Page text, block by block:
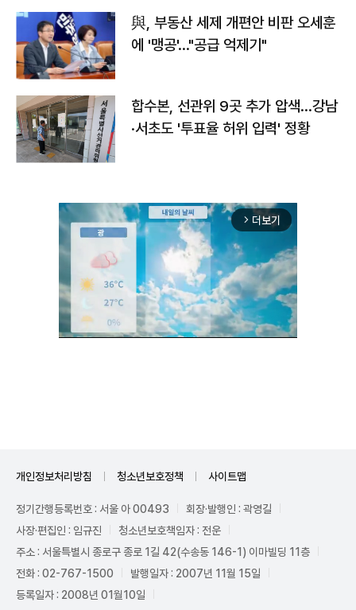
與, 부동산 세제 개편안 비판 오세훈
에 '맹공'…"공급 억제기"
합수본, 선관위 9곳 추가 압색…강남
·서초도 '투표율 허위 입력' 정황
arrow_forward_ios 더보기
개인정보처리방침 청소년보호정책 사이트맵
정기간행등록번호 : 서울 아 00493
회장·발행인 : 곽영길
사장·편집인 : 임규진
청소년보호책임자 : 전운
주소 : 서울특별시 종로구 종로 1길 42(수송동 146-1) 이마빌딩 11층
전화 : 02-767-1500
발행일자 : 2007년 11월 15일
등록일자 : 2008년 01월10일